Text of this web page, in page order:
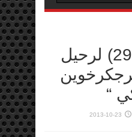
احياءالذكرى (29) لرحيل
“
2013-10-23